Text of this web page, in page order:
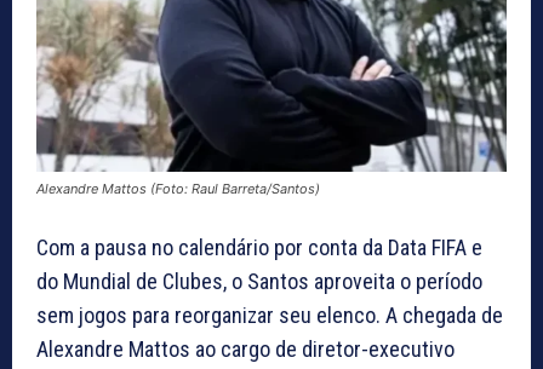
Alexandre Mattos (Foto: Raul Barreta/Santos)
Com a pausa no calendário por conta da Data FIFA e
do Mundial de Clubes, o Santos aproveita o período
sem jogos para reorganizar seu elenco. A chegada de
Alexandre Mattos ao cargo de diretor-executivo